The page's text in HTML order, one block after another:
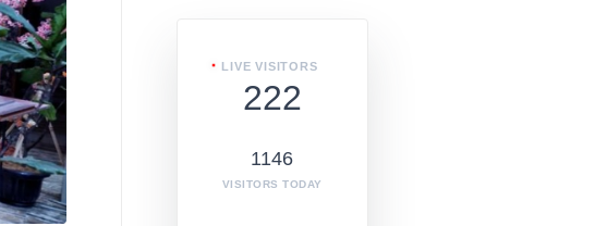
LIVE VISITORS
222
1146
VISITORS TODAY